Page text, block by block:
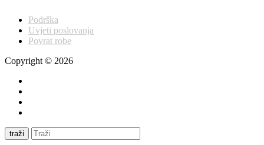
Podrška
Uvjeti poslovanja
Povrat robe
Copyright © 2026
traži